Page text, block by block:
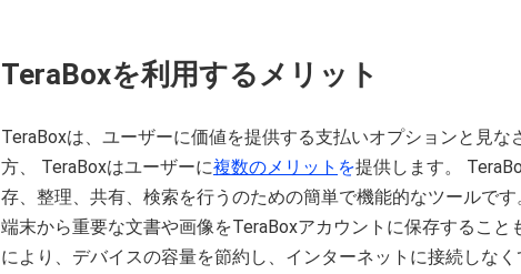
TeraBoxを利 用する メリット
TeraBoxは、ユーザーに価値を提供する支払いオプションと見な
方、 TeraBoxはユーザーに複数のメリット を提供します。
存、整理、共有、検索を行うのための簡単で機能的なツールで
端末から重要な文書や画像をTeraBoxアカウントに保存すること
により、デバイスの容量を節約し、インターネットに接続しな